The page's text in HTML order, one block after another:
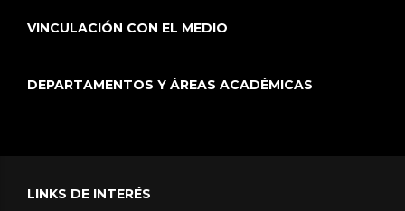
VINCULACIÓN CON EL MEDIO
DEPARTAMENTOS Y ÁREAS ACADÉMICAS
LINKS DE INTERÉS